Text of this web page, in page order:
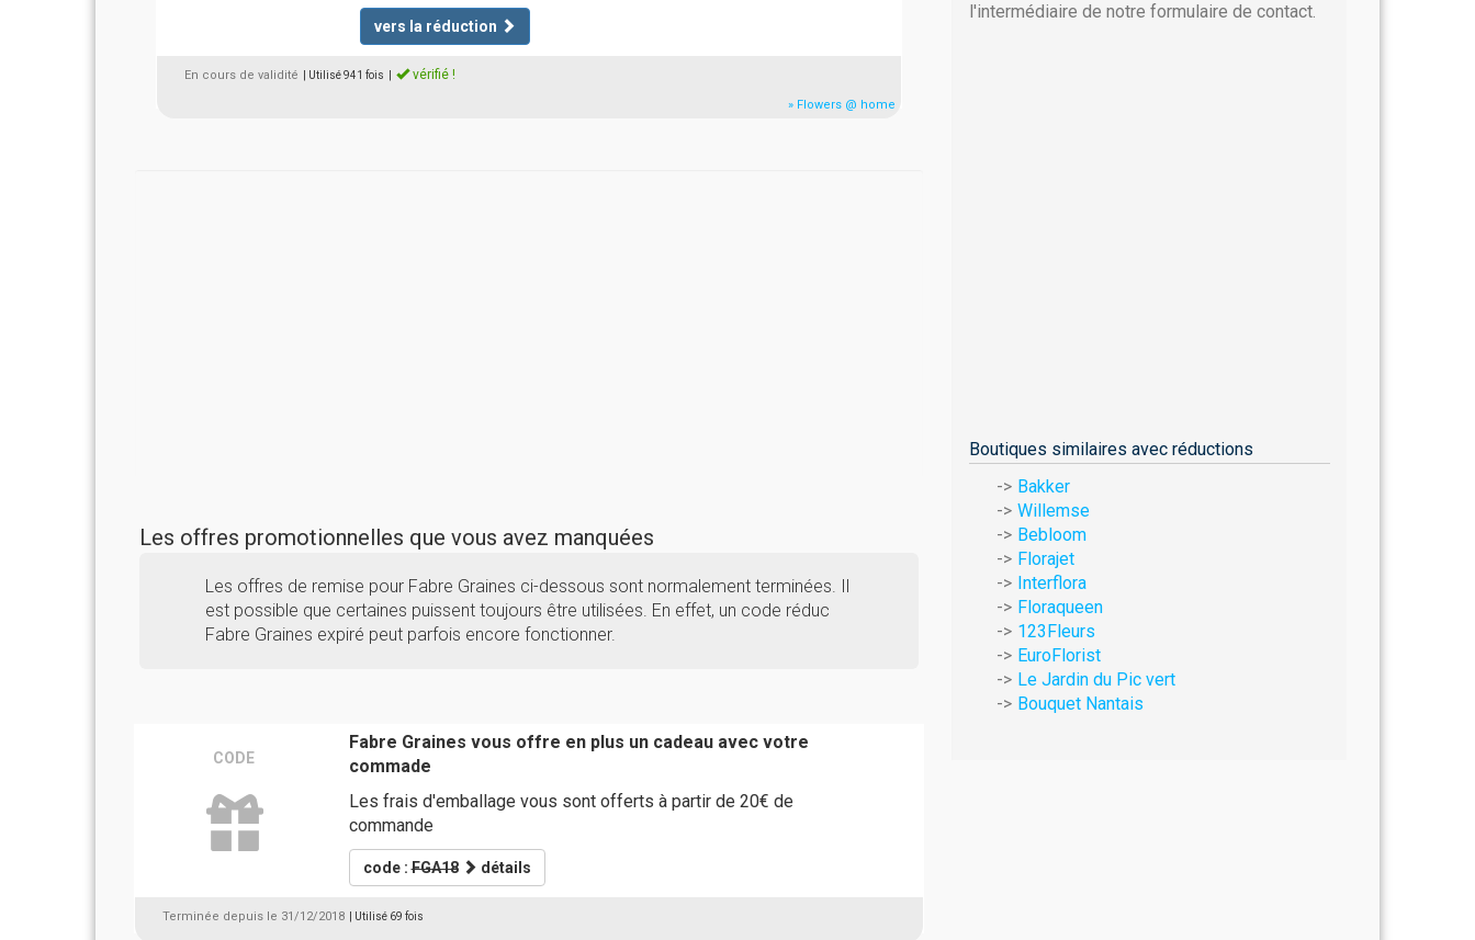
vers la réduction
En cours de validité | Utilisé 941 fois vérifié !
» Flowers @ home
Les offres promotionnelles que vous avez manquées
Les offres de remise pour Fabre Graines ci-dessous sont normalement terminées. Il
est possible que certaines puissent toujours être utilisées. En effet, un code réduc
Fabre Graines expiré peut parfois encore fonctionner.
CODE
Fabre Graines vous offre en plus un cadeau avec votre
commade
Les frais d'emballage vous sont offerts à partir de 20€ de
commande
code :FGA18 détails
Terminée depuis le 31/12/2018 | Utilisé 69 fois
l'intermédiaire de notre formulaire de contact.
Boutiques similaires avec réductions
Bakker
Willemse
Bebloom
Florajet
Interflora
Floraqueen
123Fleurs
EuroFlorist
Le Jardin du Pic vert
Bouquet Nantais